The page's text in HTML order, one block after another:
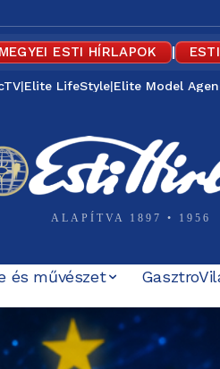
MEGYEI ESTI HÍRLAPOK |
|Elite LifeStyle|Elite Model
ALAPÍTVA 1897 • 1956
és művészet